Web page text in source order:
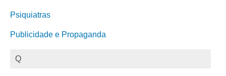
Psiquiatras
Publicidade e Propaganda
Q